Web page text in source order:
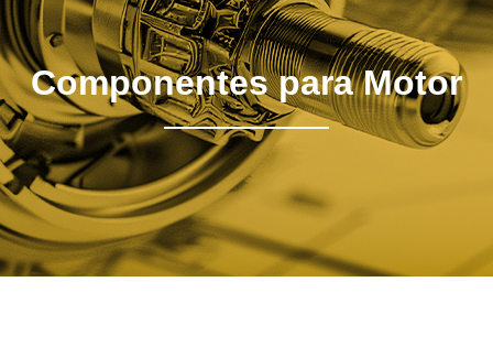
Componentes para Motor